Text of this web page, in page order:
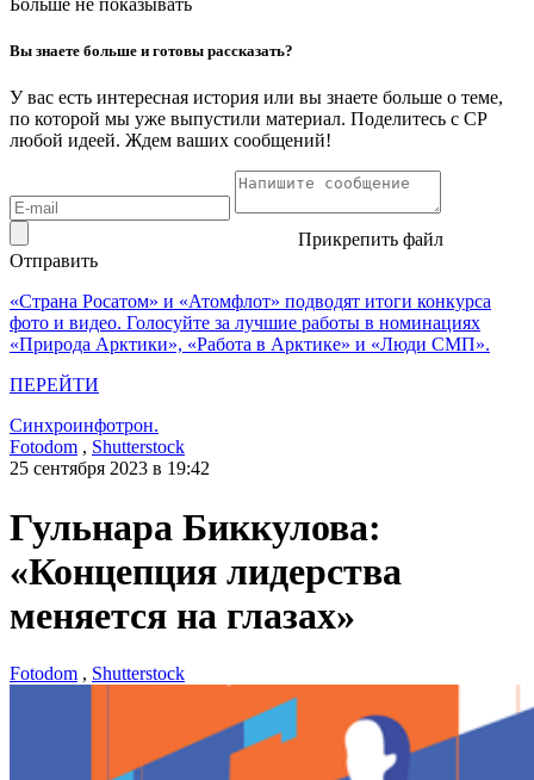
Больше не показывать
Вы знаете больше и готовы рассказать?
У вас есть интересная история или вы знаете больше о теме,
по которой мы уже выпустили материал. Поделитесь с СР
любой идеей. Ждем ваших сообщений!
Прикрепить файл
Отправить
«Страна Росатом» и «Атомфлот» подводят итоги конкурса
фото и видео. Голосуйте за лучшие работы в номинациях
«Природа Арктики», «Работа в Арктике» и «Люди СМП».
ПЕРЕЙТИ
Синхроинфотрон.
Fotodom , Shutterstock
25 сентября 2023 в 19:42
Гульнара Биккулова:
«Концепция лидерства
меняется на глазах»
Fotodom , Shutterstock